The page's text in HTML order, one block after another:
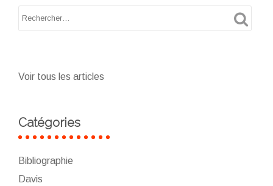
Voir tous les articles
Catégories
Bibliographie
Davis